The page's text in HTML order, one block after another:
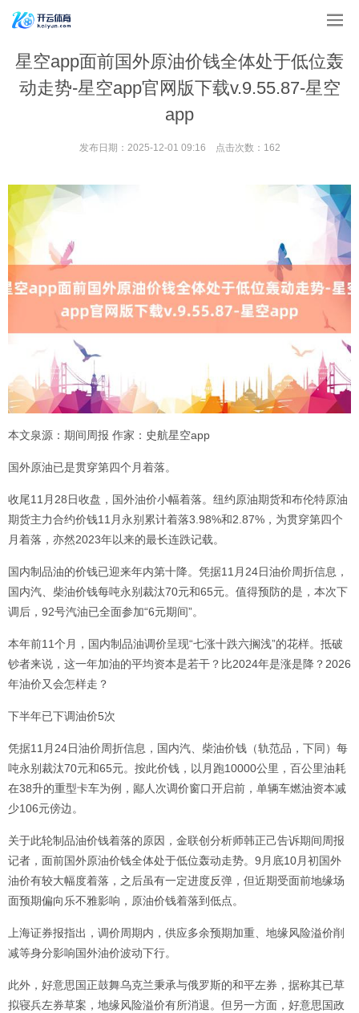
星空app面前国外原油价钱全体处于低位轰
动走势-星空app官网版下载v.9.55.87-星空
app
发布日期：2025-12-01 09:16 点击次数：162
本文泉源：期间周报 作家：史航星空app
国外原油已是贯穿第四个月着落。
收尾11月28日收盘，国外油价小幅着落。纽约原油期货和布伦特原油
期货主力合约价钱11月永别累计着落3.98%和2.87%，为贯穿第四个
月着落，亦然2023年以来的最长连跌记载。
国内制品油的价钱已迎来年内第十降。凭据11月24日油价周折信息，
国内汽、柴油价钱每吨永别裁汰70元和65元。值得预防的是，本次下
调后，92号汽油已全面参加“6元期间”。
本年前11个月，国内制品油调价呈现“七涨十跌六搁浅”的花样。抵破
钞者来说，这一年加油的平均资本是若干？比2024年是涨是降？2026
年油价又会怎样走？
下半年已下调油价5次
凭据11月24日油价周折信息，国内汽、柴油价钱（轨范品，下同）每
吨永别裁汰70元和65元。按此价钱，以月跑10000公里，百公里油耗
在38升的重型卡车为例，鄙人次调价窗口开启前，单辆车燃油资本减
少106元傍边。
关于此轮制品油价钱着落的原因，金联创分析师韩正己告诉期间周报
记者，面前国外原油价钱全体处于低位轰动走势。9月底10月初国外
油价有较大幅度着落，之后虽有一定进度反弹，但近期受面前地缘场
面预期偏向乐不雅影响，原油价钱着落到低点。
上海证券报指出，调价周期内，供应多余预期加重、地缘风险溢价削
减等身分影响国外油价波动下行。
此外，好意思国正鼓舞乌克兰秉承与俄罗斯的和平左券，据称其已草
拟寝兵左券草案，地缘风险溢价有所消退。但另一方面，好意思国政